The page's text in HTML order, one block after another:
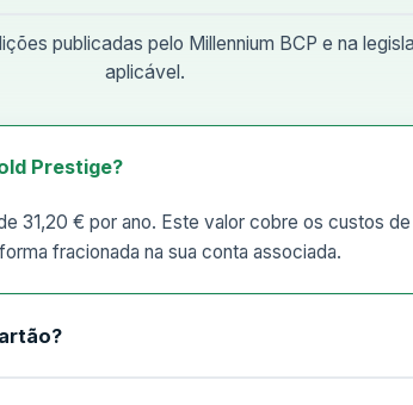
publicadas pelo Millennium BCP e na
aplicável.
Prestige?
31,20 € por ano. Este valor cobre os custos
fracionada na sua conta associada.